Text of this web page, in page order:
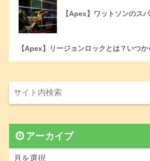
【Apex】ワットソンのス
【Apex】リージョンロックとは？いつ
アーカイブ